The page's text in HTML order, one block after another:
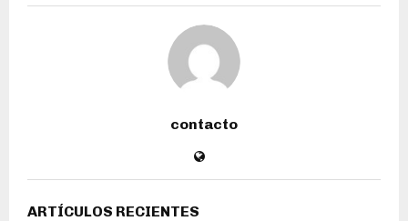
contacto
ARTÍCULOS RECIENTES